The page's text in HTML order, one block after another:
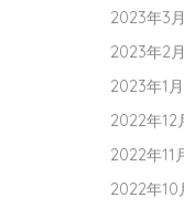
2023年3月
2023年2月
2023年1月
2022年12
2022年11
2022年10